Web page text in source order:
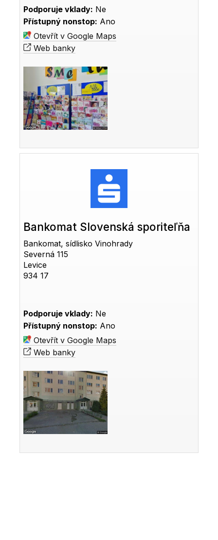
Podporuje vklady: Ne
Přístupný nonstop: Ano
Otevřít v Google Maps
Web banky
Bankomat Slovenská sporiteľňa
Bankomat, sídlisko Vinohrady
Severná 115
Levice
934 17
Podporuje vklady: Ne
Přístupný nonstop: Ano
Otevřít v Google Maps
Web banky